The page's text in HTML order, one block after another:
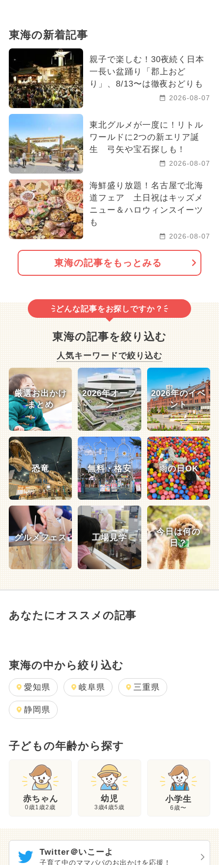
東海の新着記事
親子で楽しむ！30夜続く日本
一長い盆踊り「郡上おど
り」、8/13〜は徹夜おどりも
2026-08-07
東北グルメが一度に！リトル
ワールドに2つの新エリア誕
生 弓矢や宝石探しも！
2026-08-07
海鮮盛り放題！名古屋で北海
道フェア 土日祝はキッズメ
ニュー＆ハロウィンスイーツ
も
2026-08-07
東海の記事をもっとみる
どんな記事をお探しですか？
東海の記事を絞り込む
人気キーワードで絞り込む
厳選お出かけ
まとめ
2026年オープ
ン
2026年のイベ
ント
恐竜 無料・格安 雨の日OK
グルメフェス 工場見学
今日は何の
日？
あなたにオススメの記事
東海の中から絞り込む
愛知県 岐阜県 三重県
静岡県
子どもの年齢から探す
赤ちゃん
0歳1歳2歳
幼児
3歳4歳5歳
小学生
6歳〜
Twitter＠いこーよ
子育て中のママパパのお出かけを応援！